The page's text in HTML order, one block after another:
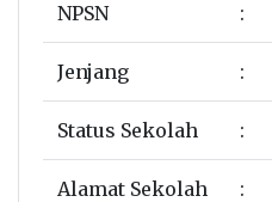
NPSN :
Jenjang :
Status Sekolah :
Alamat Sekolah :